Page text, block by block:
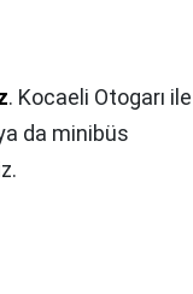
. Kocaeli Otogarı ile
da minibüs